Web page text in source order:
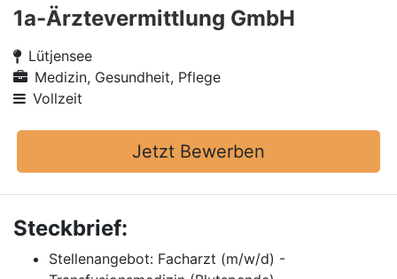
1a-Ärztevermittlung GmbH
Lütjensee
Medizin, Gesundheit, Pflege
Vollzeit
Jetzt Bewerben
Steckbrief:
Stellenangebot: Facharzt (m/w/d) -